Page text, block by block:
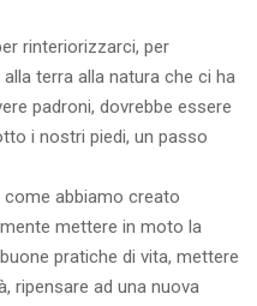
rinteriorizzarci, per
terra alla natura che ci ha
padroni, dovrebbe essere
i nostri piedi, un passo
abbiamo creato
mettere in moto la
pratiche di vita, mettere
ripensare ad una nuova